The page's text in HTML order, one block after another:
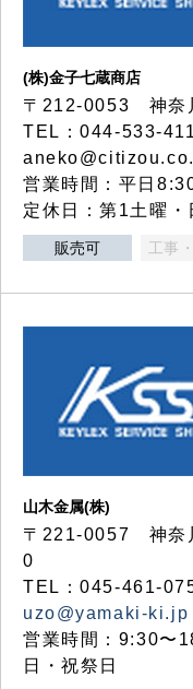
(株)金子七蔵商店
〒212-0053 神奈
TEL：044-533-
営業時間：平日
定休日：第1土曜・
販売可 工事
山木金属(株)
〒221-0057 神奈
0
TEL：045-461-
uzo@yamaki-ki.jp
営業時間：9:30〜
日・祝祭日